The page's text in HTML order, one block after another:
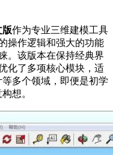
版作为专业三维建模工具
操作逻辑和强大的功能
。该版本在保持经典界
化了多项核心模块，适
多个领域，即便是初学
想。